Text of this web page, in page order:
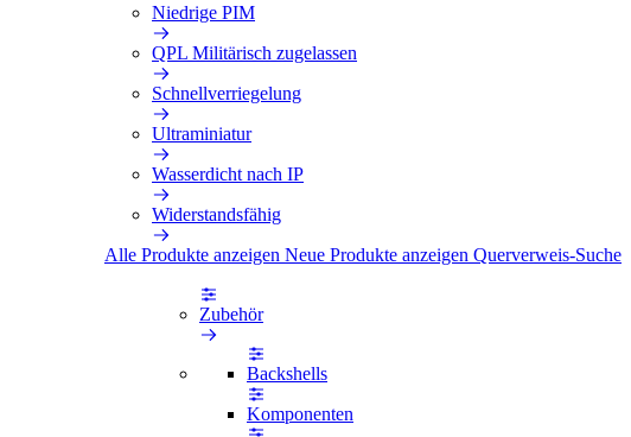
Niedrige PIM
QPL Militärisch zugelassen
Schnellverriegelung
Ultraminiatur
Wasserdicht nach IP
Widerstandsfähig
Alle Produkte anzeigen Neue Produkte anzeigen Querverweis-Suche
Zubehör
Backshells
Komponenten